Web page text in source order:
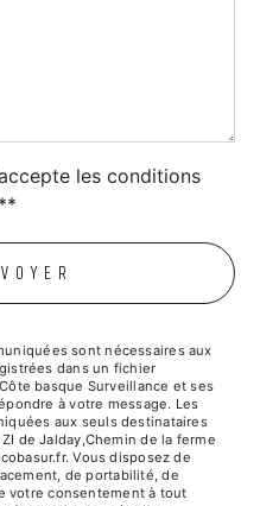
les conditions
sont nécessaires aux
dans un fichier
basque Surveillance et ses
à votre message. Les
aux seuls destinataires
de Jalday,Chemin de la ferme
Vous disposez de
de portabilité, de
votre consentement à tout